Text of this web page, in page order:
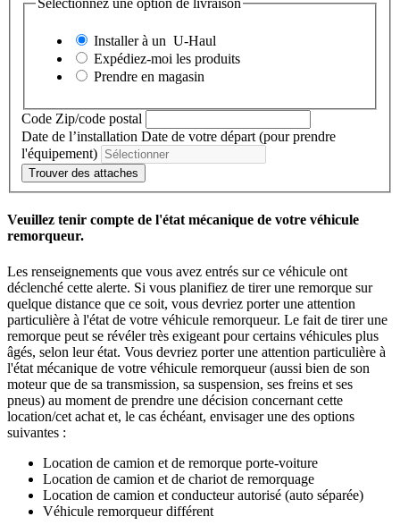
Sélectionnez une option de livraison
Installer à un U-Haul
Expédiez-moi les produits
Prendre en magasin
Code Zip/code postal
Date de l’installation Date de votre départ (pour prendre
l'équipement)
Trouver des attaches
Veuillez tenir compte de l'état mécanique de votre véhicule
remorqueur.
Les renseignements que vous avez entrés sur ce véhicule ont
déclenché cette alerte. Si vous planifiez de tirer une remorque sur
quelque distance que ce soit, vous devriez porter une attention
particulière à l'état de votre véhicule remorqueur. Le fait de tirer une
remorque peut se révéler très exigeant pour certains véhicules plus
âgés, selon leur état. Vous devriez porter une attention particulière à
l'état mécanique de votre véhicule remorqueur (aussi bien de son
moteur que de sa transmission, sa suspension, ses freins et ses
pneus) au moment de prendre une décision concernant cette
location/cet achat et, le cas échéant, envisager une des options
suivantes :
Location de camion et de remorque porte-voiture
Location de camion et de chariot de remorquage
Location de camion et conducteur autorisé (auto séparée)
Véhicule remorqueur différent